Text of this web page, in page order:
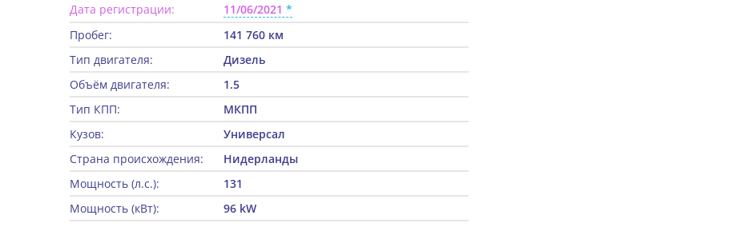
Дата регистрации:
11/06/2021
Пробег:
141 760 км
Тип двигателя:
Дизель
Объём двигателя:
1.5
Тип КПП:
МКПП
Кузов:
Универсал
Страна происхождения:
Нидерланды
Мощность (л.с.):
131
Мощность (кВт):
96 kW